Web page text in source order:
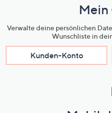
Mein
Verwalte deine persönlichen
Wunschliste in
Kunden-Konto